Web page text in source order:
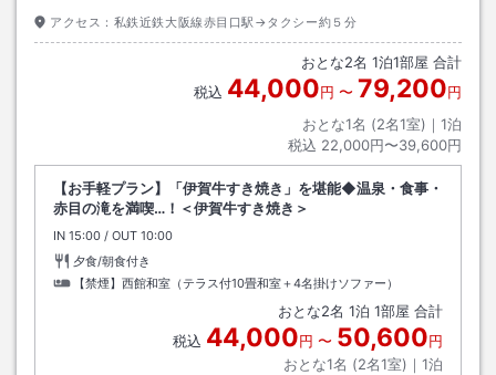
アクセス： 私鉄近鉄大阪線赤目口駅→タクシー約５分
おとな2名 1泊1部屋 合計
税込 44,000円 〜 79,200円
おとな1名 (2名1室)｜ 1泊
税込 22,000円〜39,600円
【お手軽プラン】「伊賀牛すき焼き」を堪能◆温泉・食事・
赤目の滝を満喫…！＜伊賀牛すき焼き＞
IN チェックイン
15:00 / OUT チェックアウト
10:00
夕食/朝食付き
【禁煙】西館和室（テラス付10畳和室＋4名掛けソファー）
おとな2名 1泊 1部屋 合計
税込 44,000円 〜 50,600円
おとな1名 (2名1室)｜ 1泊